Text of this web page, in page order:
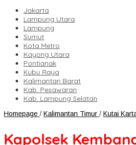
Jakarta
Lampung Utara
Lampung
Sumut
Kota Metro
Kayong Utara
Pontianak
Kubu Raya
Kalimantan Barat
Kab. Pesawaran
Kab. Lampung Selatan
Homepage / Kalimantan Timur / Kutai
Kapolsek